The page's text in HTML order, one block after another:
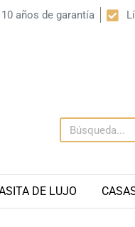
10 años de garantía
DE LUJO